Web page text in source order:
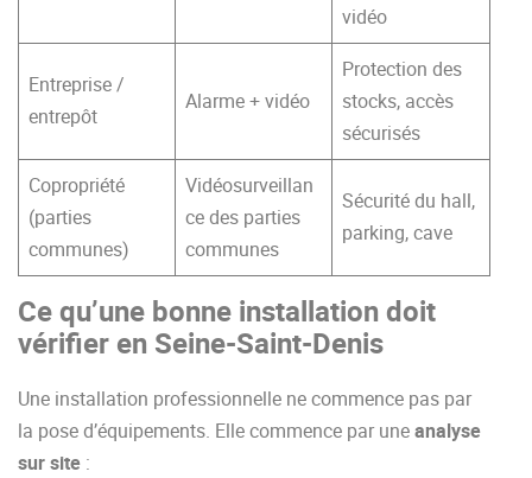
vidéo
Entreprise /
entrepôt
Alarme + vidéo
Protection des
stocks, accès
sécurisés
Copropriété
(parties
communes)
Vidéosurveillan
ce des parties
communes
Sécurité du hall,
parking, cave
Ce qu’une bonne installation doit
vérifier en Seine-Saint-Denis
Une installation professionnelle ne commence pas par
la pose d’équipements. Elle commence par uneanalyse
sur site :